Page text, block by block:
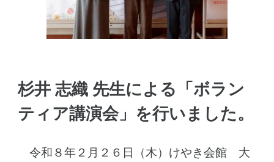
杉井 志織 先生による「ボラン
ティア講演会」を行いました。
令和 ８年２月２ ６ 日（木）けやき会館 大